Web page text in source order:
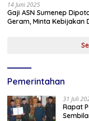
14 Juni 2025
Gaji ASN Sumenep
Geram, Minta Kebijakan
Pemerintahan
31 Juli
Rapat